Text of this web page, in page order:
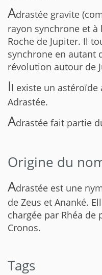
Adrastée gravite
rayon synchrone et
Roche de Jupiter. Il
synchrone en autant
révolution autour de
Il existe un astéroïde
Adrastée.
Adrastée fait partie
Origine du
Adrastée est une
de Zeus et Ananké.
chargée par Rhéa
Cronos.
Tags